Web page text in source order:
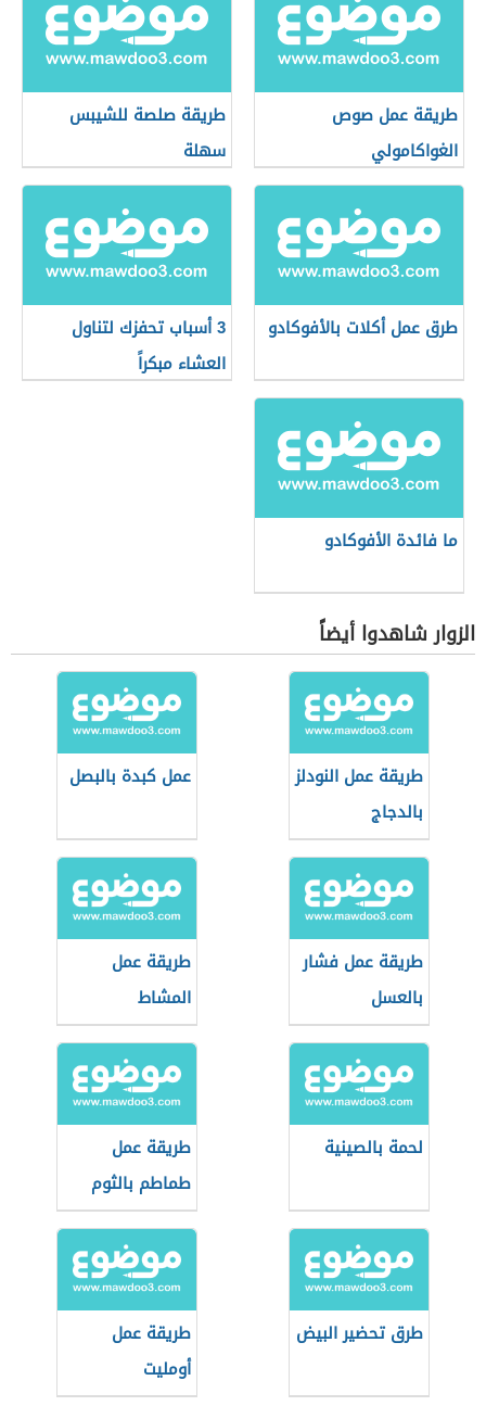
طريقة عمل صوص
الغواكامولي
طريقة صلصة للشيبس
سهلة
طرق عمل أكلات بالأفوكادو
3 أسباب تحفزك لتناول
العشاء مبكراً
ما فائدة الأفوكادو
الزوار شاهدوا أيضاً
طريقة عمل النودلز
بالدجاج
عمل كبدة بالبصل
طريقة عمل فشار
بالعسل
طريقة عمل
المشاط
لحمة بالصينية
طريقة عمل
طماطم بالثوم
طرق تحضير البيض
طريقة عمل
أومليت